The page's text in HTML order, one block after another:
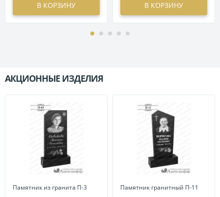
В КОРЗИНУ В КОРЗИНУ
АКЦИОННЫЕ ИЗДЕЛИЯ
Памятник из гранита П-3 Памятник гранитный П-11